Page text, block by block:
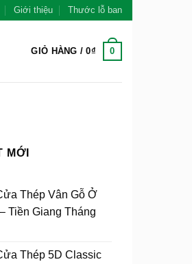
Giới thiệu Thước lỗ ban
GIỎ HÀNG /0₫ 0
MỚI
Thép Vân Gỗ Ở
Tiền Giang Tháng
Thép 5D Classic